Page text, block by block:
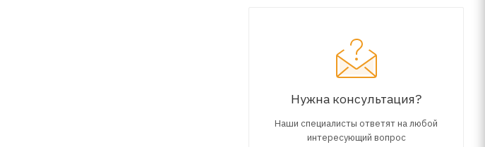
Нужна консультация?
Наши специалисты ответят на любой
интересующий вопрос